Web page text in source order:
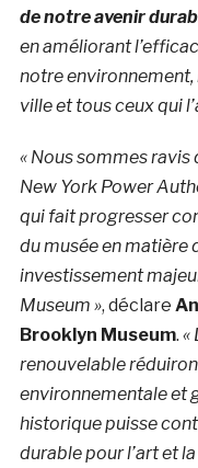
de notre avenir
en améliorant
notre environnement,
ville et tous ceux qui
« Nous sommes ravis
New York Power
qui fait progresser
du musée en matière
investissement
Museum », déclare
Brooklyn Museum. «
renouvelable
environnementale et
historique puisse
durable pour l’art et